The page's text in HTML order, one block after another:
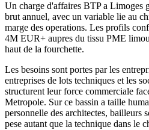
Un charge d'affaires BTP a Limoges
brut annuel, avec un variable lie au
marge des operations. Les profils
4M EUR+ aupres du tissu PME
haut de la fourchette.
Les besoins sont portes par les
entreprises de lots techniques et les
structurent leur force commerciale
Metropole. Sur ce bassin a taille
personnelle des architectes, bailleurs
pese autant que la technique dans le